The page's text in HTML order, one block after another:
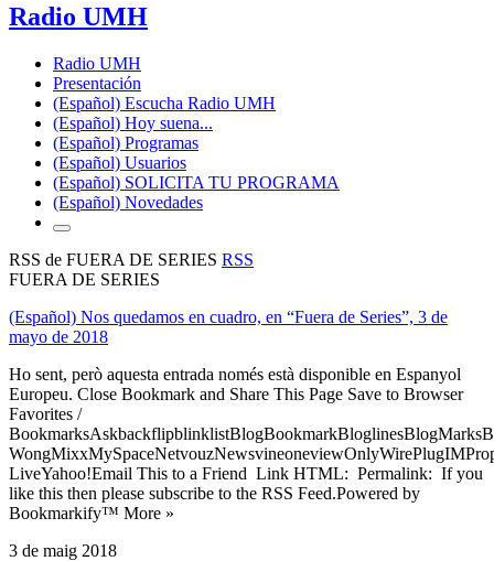
Radio UMH
Radio UMH
Presentación
(Español) Escucha Radio UMH
(Español) Hoy suena...
(Español) Programas
(Español) Usuarios
(Español) SOLICITA TU PROGRAMA
(Español) Novedades
RSS de FUERA DE SERIES RSS
FUERA DE SERIES
(Español) Nos quedamos en cuadro, en “Fuera de Series”, 3 de
mayo de 2018
Ho sent, però aquesta entrada només està disponible en Espanyol
Europeu. Close Bookmark and Share This Page Save to Browser
Favorites /
LiveYahoo!Email This to a Friend Link HTML: Permalink: If you
like this then please subscribe to the RSS Feed.Powered by
Bookmarkify™ More »
3 de maig 2018